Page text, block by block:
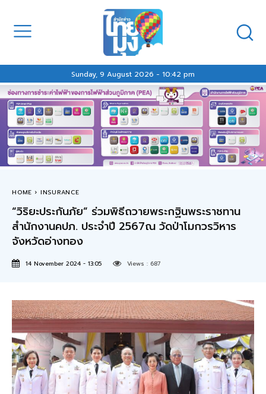
Sunday, 9 August 2026 - 10:42 pm
HOME INSURANCE
“วิริยะประกันภัย” ร่วมพิธีถวายพระกฐินพระราชทาน
สำนักงานคปภ. ประจำปี 2567ณ วัดป่าโมกวรวิหาร
จังหวัดอ่างทอง
14 November 2024 - 13:05 Views : 687